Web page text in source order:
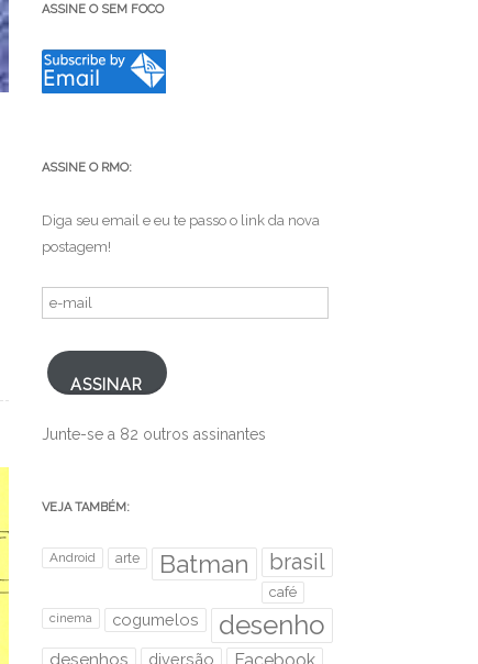
ASSINE O SEM FOCO
ASSINE O RMO:
Diga seu email e eu te passo o link da nova
postagem!
e-
mail
ASSINAR
Junte-se a 82 outros assinantes
VEJA TAMBÉM:
Android arte Batman brasil
café
cinema cogumelos desenho
desenhos diversão Facebook